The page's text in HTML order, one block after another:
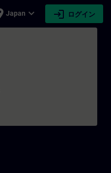
Japan expand_more login ログイン